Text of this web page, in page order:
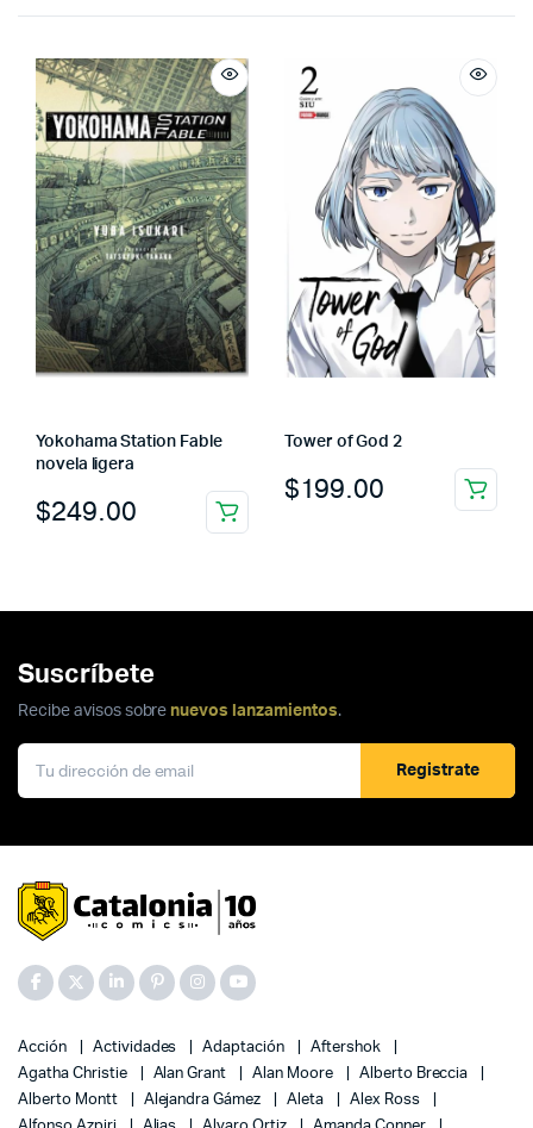
Yokohama Station Fable
novela ligera
$249.00
Tower of God 2
$199.00
Suscríbete
Recibe avisos sobre nuevos lanzamientos.
Registrate
Acción Actividades Adaptación
Aftershok
Agatha Christie
Alan Grant Alan Moore
Alberto Breccia
Alberto Montt
Alejandra Gámez Aleta
Alex Ross